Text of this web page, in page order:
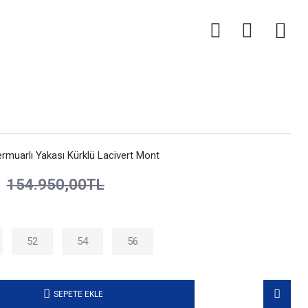
Yakası Kürklü Lacivert Mont
154.950,00TL
52 54 56
SEPETE EKLE